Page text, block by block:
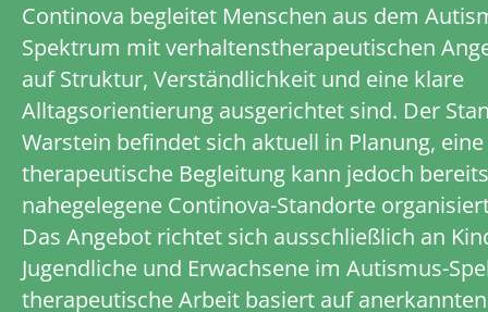
Continova begleitet Menschen aus dem
Spektrum mit verhaltenstherapeutischen
auf Struktur, Verständlichkeit und eine klare
Alltagsorientierung ausgerichtet sind. Der
Warstein befindet sich aktuell in Planung, eine
therapeutische Begleitung kann jedoch
nahegelegene Continova-Standorte
Das Angebot richtet sich ausschließlich an
Jugendliche und Erwachsene im Autismus-
therapeutische Arbeit basiert auf anerkannten